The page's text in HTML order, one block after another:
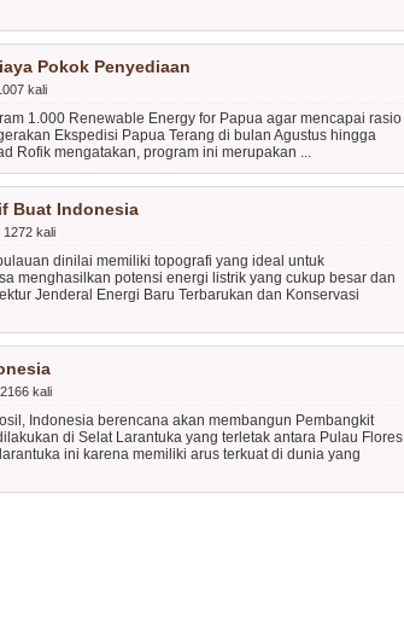
Pokok Penyediaan
kali
1.000 Renewable Energy for Papua agar mencapai rasio
Ekspedisi Papua Terang di bulan Agustus hingga
Rofik mengatakan, program ini merupakan ...
Buat Indonesia
1272 kali
dinilai memiliki topografi yang ideal untuk
menghasilkan potensi energi listrik yang cukup besar dan
Jenderal Energi Baru Terbarukan dan Konservasi
kali
Indonesia berencana akan membangun Pembangkit
di Selat Larantuka yang terletak antara Pulau Flores
ini karena memiliki arus terkuat di dunia yang